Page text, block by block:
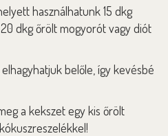
használhatunk 15 dkg
dkg őrölt mogyorót vagy diót
belőle, így kevésbé
a kekszet egy kis őrölt